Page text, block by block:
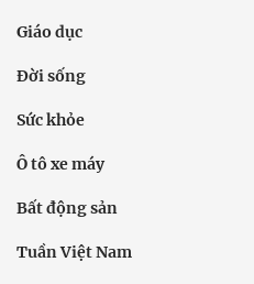
Giáo dục
Đời sống
Sức khỏe
Ô tô xe máy
Bất động sản
Tuần Việt Nam